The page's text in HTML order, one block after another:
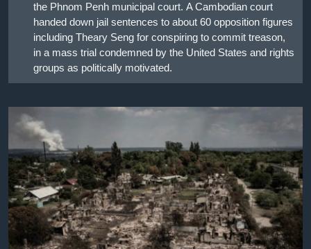
the Phnom Penh municipal court. A Cambodian court
handed down jail sentences to about 60 opposition figures
including Theary Seng for conspiring to commit treason,
in a mass trial condemned by the United States and rights
groups as politically motivated.